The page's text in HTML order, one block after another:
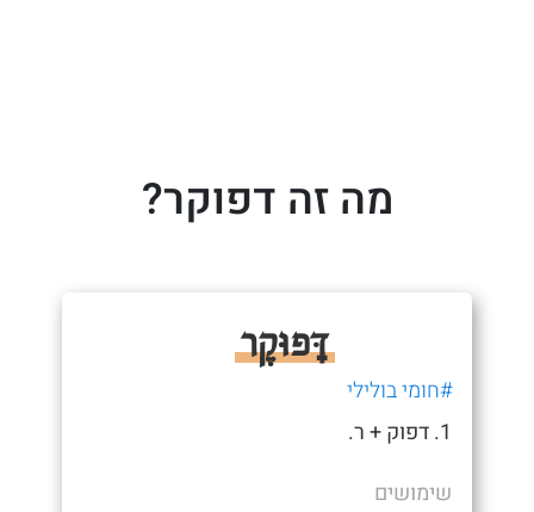
מה זה דפוקר?
דָּפוּּקֶר
#חומי בולילי
1. דפוק + ר.
שימושים